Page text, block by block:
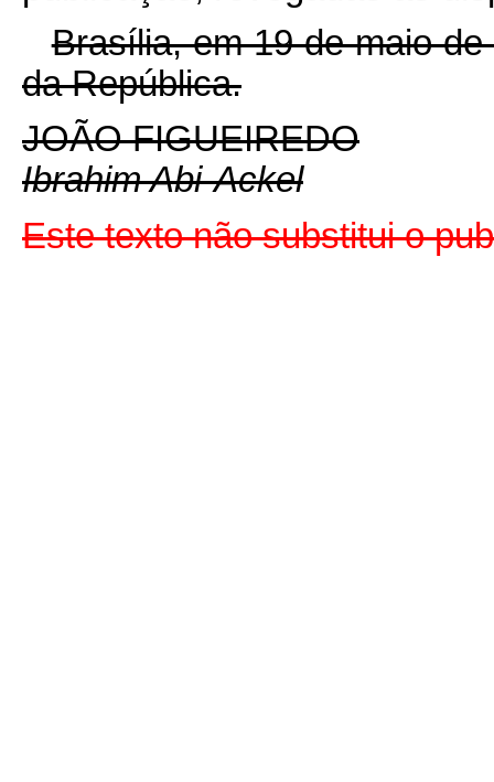
Brasília, em 19 de maio de
da República.
JOÃO FIGUEIREDO
Ibrahim Abi-Ackel
Este texto não substitui o